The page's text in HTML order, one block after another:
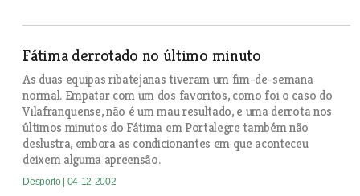
Fátima derrotado no último minuto
As duas equipas ribatejanas tiveram um fim-de-semana
normal. Empatar com um dos favoritos, como foi o caso do
Vilafranquense, não é um mau resultado, e uma derrota nos
últimos minutos do Fátima em Portalegre também não
deslustra, embora as condicionantes em que aconteceu
deixem alguma apreensão.
Desporto | 04-12-2002